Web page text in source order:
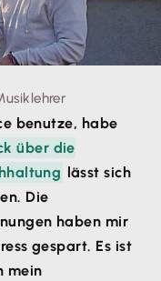
benutze, habe
über die
lässt sich
Die
haben mir
gespart. Es ist
mein